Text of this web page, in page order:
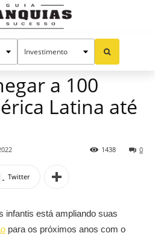
a 100
Latina até
0
1438
Twitter
infantis está ampliando suas
para os próximos anos com o